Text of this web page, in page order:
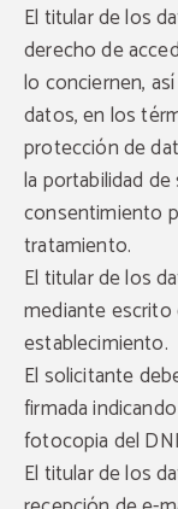
El titular de los
derecho de
lo conciernen,
datos, en los
protección de
la portabilidad
consentimiento
tratamiento.
El titular de los
mediante
establecimiento.
El solicitante
firmada
fotocopia del
El titular de los